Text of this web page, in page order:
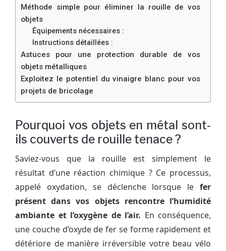
Méthode simple pour éliminer la rouille de vos
objets
Équipements nécessaires :
Instructions détaillées :
Astuces pour une protection durable de vos
objets métalliques
Exploitez le potentiel du vinaigre blanc pour vos
projets de bricolage
Pourquoi vos objets en métal sont-
ils couverts de rouille tenace ?
Saviez-vous que la rouille est simplement le
résultat d’une réaction chimique ? Ce processus,
appelé oxydation, se déclenche lorsque le fer
présent dans vos objets rencontre l’humidité
ambiante et l’oxygène de l’air. En conséquence,
une couche d’oxyde de fer se forme rapidement et
détériore de manière irréversible votre beau vélo